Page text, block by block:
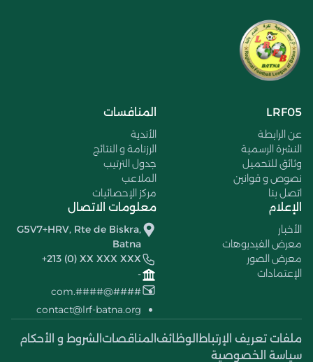
LRF05
عن الرابطة
النشرة الرسمية
وثائق للتحميل
نصوص و قوانين
اتصل بنا
المنافسات
الأندية
الرزنامة و النتائج
جدول الترتيب
الملاعب
مركز الإحصائيات
الإعلام
الأخبار
معرض الفيديوهات
معرض الصور
الإعتمادات
معلومات الاتصال
G5V7+HRV, Rte de Biskra,
Batna
+213 (0) XX XXX XXX
-
####@####.com
contact@lrf-batna.org
ملفات تعريف الإرتباط الوظائف المناقصات الشروط و الأحكام
سياسة الخصوصية